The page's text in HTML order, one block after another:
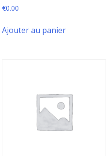
€0.00
Ajouter au panier